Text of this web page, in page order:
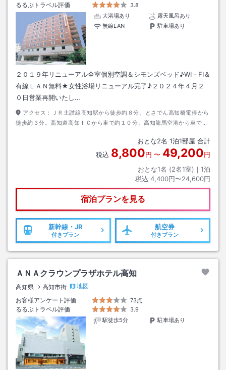
るるぶトラベル評価
3.8
大浴場あり
露天風呂あり
無線LAN
駐車場あり
２０１９年リニューアル全室個別空調＆シモンズベッド♪WI－FI＆
有線ＬＡＮ無料★女性浴場リニューアル完了♪２０２４年４月２
０日営業再開いたし…
アクセス：
ＪＲ土讃線高知駅から徒歩約８分。とさでん高知橋電停から
徒歩約３分。高知道高知ＩＣから車で約１０分。高知龍馬空港から車で約
３０分。
おとな2名 1泊1部屋 合計
税込 8,800円 〜 49,200円
おとな1名 (2名1室)｜ 1泊
税込 4,400円〜24,600円
宿泊プランを見る
新幹線・JR
付きプラン
航空券
付きプラン
ＡＮＡクラウンプラザホテル高知
高知県 高知市街
地図
お客様アンケート評価
73点
るるぶトラベル評価
3.9
駅徒歩5分
駐車場あり